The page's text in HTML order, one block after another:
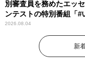
別審査員を務めたエッ
ンテストの特別番組「#
なたに伝えたいこと」
2026.08.04
新